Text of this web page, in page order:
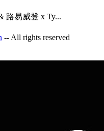
路易威登 x Ty...
-- All rights reserved